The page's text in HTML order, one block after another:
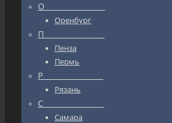
О_________________
Оренбург
П_________________
Пенза
Пермь
Р_________________
Рязань
С_________________
Самара